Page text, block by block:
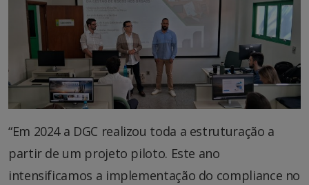
“Em 2024 a DGC realizou toda a estruturação a
partir de um projeto piloto. Este ano
intensificamos a implementação do compliance no